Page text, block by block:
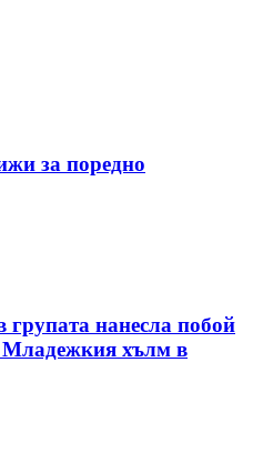
за поредно
нанесла побой
хълм в